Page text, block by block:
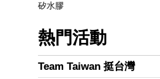
矽水膠
熱門活動
Team Taiwan 挺台灣